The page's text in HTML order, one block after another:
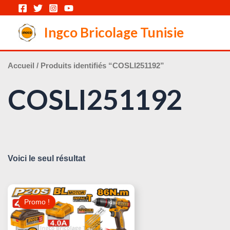
contenu
Ingco Bricolage Tunisie
Accueil / Produits identifiés “COSLI251192”
COSLI251192
Voici le seul résultat
Promo !
Le
Prix
Initial
Était :
Le
Prix
Actuel
Est :